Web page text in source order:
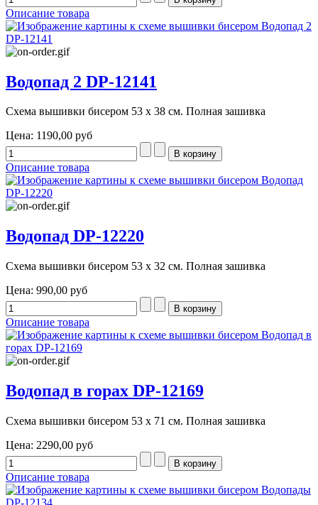
Описание товара
Водопад 2 DP-12141
Схема вышивки бисером 53 х 38 см. Полная зашивка
Цена: 1190,00 руб
Описание товара
Водопад DP-12220
Схема вышивки бисером 53 х 32 см. Полная зашивка
Цена: 990,00 руб
Описание товара
Водопад в горах DP-12169
Схема вышивки бисером 53 х 71 см. Полная зашивка
Цена: 2290,00 руб
Описание товара